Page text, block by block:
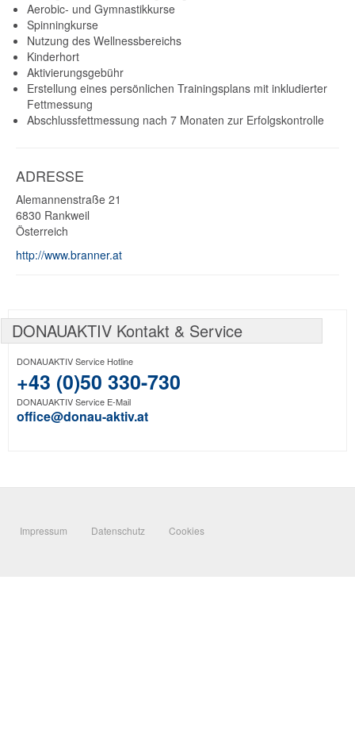
Aerobic- und Gymnastikkurse
Spinningkurse
Nutzung des Wellnessbereichs
Kinderhort
Aktivierungsgebühr
Erstellung eines persönlichen Trainingsplans mit inkludierter
Fettmessung
Abschlussfettmessung nach 7 Monaten zur Erfolgskontrolle
ADRESSE
Alemannenstraße 21
6830 Rankweil
Österreich
http://www.branner.at
DONAUAKTIV Kontakt & Service
DONAUAKTIV Service Hotline
+43 (0)50 330-730
DONAUAKTIV Service E-Mail
office@donau-aktiv.at
Impressum Datenschutz Cookies